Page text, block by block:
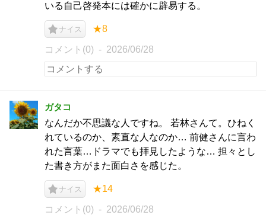
いる自己啓発本には確かに辟易する。
ナイス ★8
コメント(0) 2026/06/28
ガタコ
なんだか不思議な人ですね。 若林さんて。ひねく
れているのか、素直な人なのか… 前健さんに言わ
れた言葉…ドラマでも拝見したような… 担々とし
た書き方がまた面白さを感じた。
ナイス ★14
コメント(0) 2026/06/28